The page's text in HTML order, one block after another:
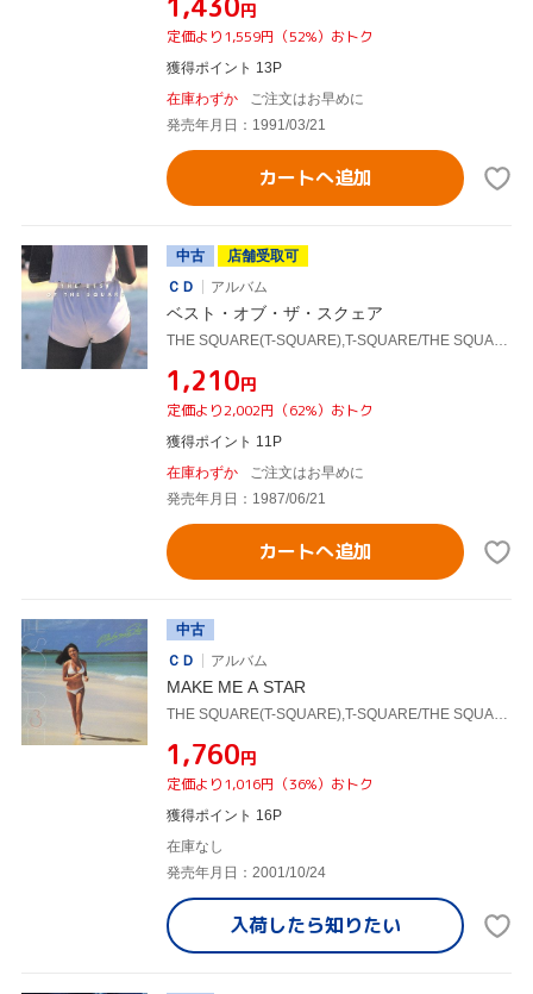
円
定価より1,559円（52%）おトク
獲得ポイント 13P
在庫わずか
ご注文はお早めに
発売年月日：1991/03/21
カートへ追加
中古
店舗受取可
ＣＤ
アルバム
ベスト・オブ・ザ・スクェア
THE SQUARE(T-SQUARE),T-SQUARE/THE SQUARE
¥1,210円
定価より2,002円（62%）おトク
獲得ポイント 11P
在庫わずか
ご注文はお早めに
発売年月日：1987/06/21
カートへ追加
中古
ＣＤ
アルバム
MAKE ME A STAR
THE SQUARE(T-SQUARE),T-SQUARE/THE SQUARE
¥1,760円
定価より1,016円（36%）おトク
獲得ポイント 16P
在庫なし
発売年月日：2001/10/24
入荷したら知りたい